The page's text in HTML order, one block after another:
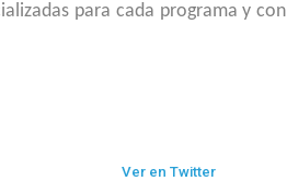
para cada programa y con
Ver en Twitter